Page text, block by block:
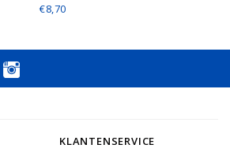
€8,70
KLANTENSERVICE